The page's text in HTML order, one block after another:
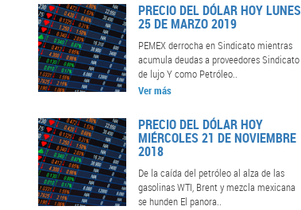
PRECIO DEL DÓLAR HOY LUNES
25 DE MARZO 2019
PEMEX derrocha en Sindicato mientras
acumula deudas a proveedores Sindicato
de lujo Y como Petróleo..
Ver más
PRECIO DEL DÓLAR HOY
MIÉRCOLES 21 DE NOVIEMBRE
2018
De la caída del petróleo al alza de las
gasolinas WTI, Brent y mezcla mexicana
se hunden El panora..